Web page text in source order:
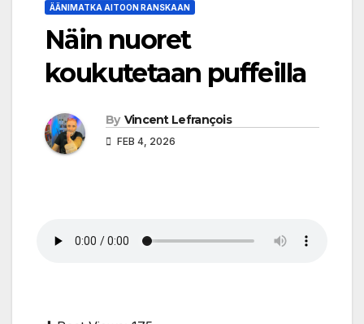
ÄÄNIMATKA AITOON RANSKAAN
Näin nuoret
koukutetaan puffeilla
By Vincent Lefrançois
FEB 4, 2026